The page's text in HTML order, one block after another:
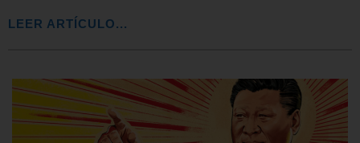
LEER ARTÍCULO...